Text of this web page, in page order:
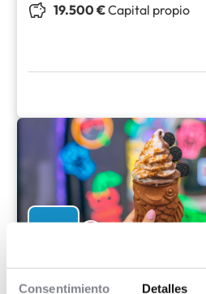
Consentimiento Detalles
19.500 €Capital propio
la pecera